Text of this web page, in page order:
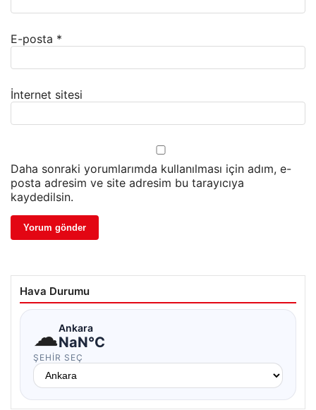
E-posta *
İnternet sitesi
Daha sonraki yorumlarımda kullanılması için adım, e-
posta adresim ve site adresim bu tarayıcıya
kaydedilsin.
Hava Durumu
☁Ankara
NaN°C
ŞEHIR SEÇ